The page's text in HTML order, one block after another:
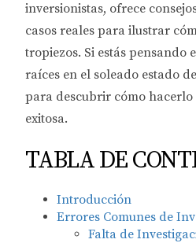
inversionistas, ofrece
casos reales para ilustrar
tropiezos. Si estás pensando
raíces en el soleado estado
para descubrir cómo hacerlo
exitosa.
TABLA DE
Introducción
Errores Comunes de
Falta de